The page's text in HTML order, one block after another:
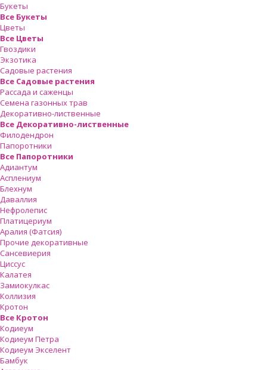
Букеты
Все Букеты
Цветы
Все Цветы
Гвоздики
Экзотика
Садовые растения
Все Садовые растения
Рассада и саженцы
Семена газонных трав
Декоративно-лиственные
Все Декоративно-лиственные
Филодендрон
Папоротники
Все Папоротники
Адиантум
Асплениум
Блехнум
Даваллия
Нефролепис
Платицериум
Аралия (Фатсия)
Прочие декоративные
Сансевиерия
Циссус
Калатея
Замиокулкас
Коллизия
Кротон
Все Кротон
Кодиеум
Кодиеум Петра
Кодиеум Экселент
Бамбук